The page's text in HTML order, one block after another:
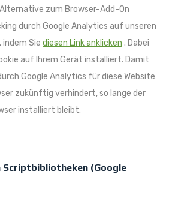
zum Browser-Add-On
durch Google Analytics auf unseren
Sie diesen Link anklicken . Dabei
auf Ihrem Gerät installiert. Damit
Google Analytics für diese Website
zukünftig verhindert, so lange der
installiert bleibt.
Scriptbibliotheken (Google